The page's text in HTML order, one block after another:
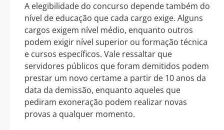
A elegibilidade do concurso depende também do
nível de educação que cada cargo exige. Alguns
cargos exigem nível médio, enquanto outros
podem exigir nível superior ou formação técnica
e cursos específicos. Vale ressaltar que
servidores públicos que foram demitidos podem
prestar um novo certame a partir de 10 anos da
data da demissão, enquanto aqueles que
pediram exoneração podem realizar novas
provas a qualquer momento.